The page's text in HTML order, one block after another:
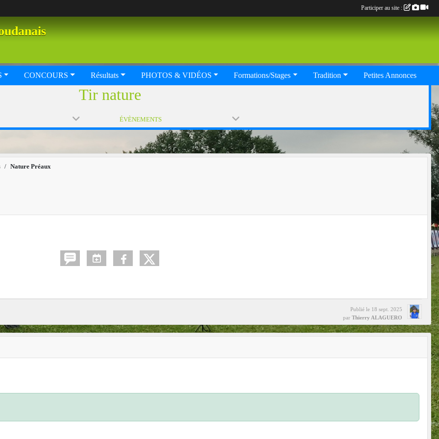
CONCOURS Résultats PHOTOS & VIDÉOS Formations/Stages Tradition Petites Annonces
Tir nature
ÉVÈNEMENTS
Nature Préaux
Publié le 18 sept. 2025
par Thierry ALAGUERO
Participer au site :